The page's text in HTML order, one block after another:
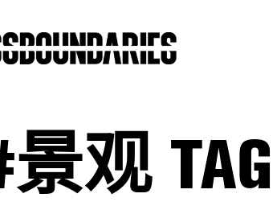
观 TAG